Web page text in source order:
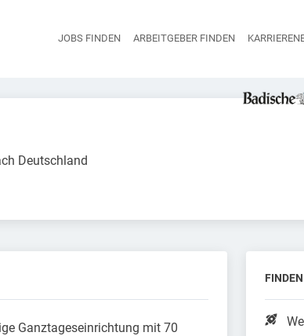
Haupt-
JOBS FINDEN ARBEITGEBER FINDEN
Deutschland
Ganztageseinrichtung mit 70